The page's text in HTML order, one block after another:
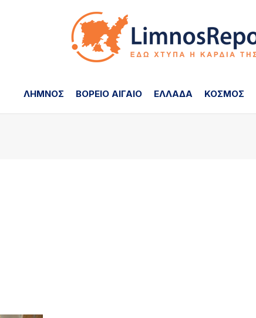
ΛΗΜΝΟΣ ΒΟΡΕΙΟ ΑΙΓΑΙΟ ΕΛΛΑΔΑ ΚΟΣΜΟΣ